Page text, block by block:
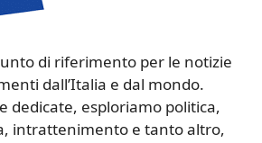
di riferimento per le notizie
dall’Italia e dal mondo.
dedicate, esploriamo politica,
intrattenimento e tanto altro,